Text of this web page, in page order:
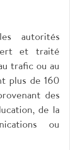
autorités
et traité
trafic ou au
plus de 160
des
de la
ou